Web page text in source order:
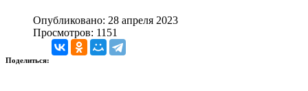
Опубликовано: 28 апреля 2023
Просмотров: 1151
Поделиться: